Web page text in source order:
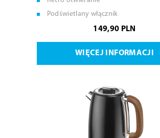
Podświetlany włącznik
149,90 PLN
WIĘCEJ INFORMACJI